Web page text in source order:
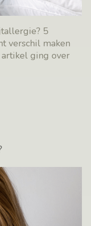
5
verschil maken
ging over